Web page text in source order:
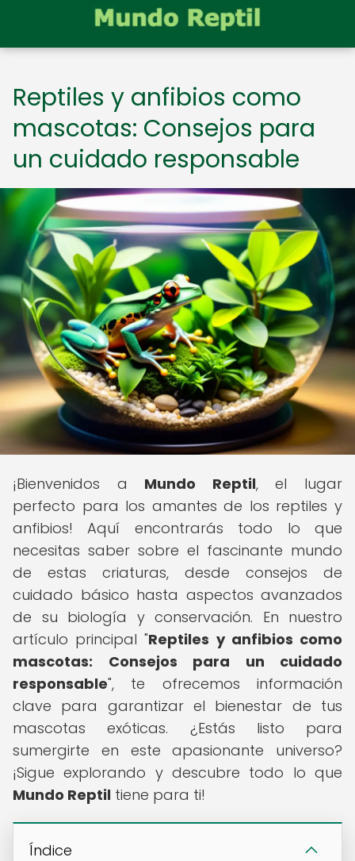
Reptiles y anfibios como
mascotas: Consejos para
un cuidado responsable
¡Bienvenidos a Mundo Reptil, el lugar
perfecto para los amantes de los reptiles y
anfibios! Aquí encontrarás todo lo que
necesitas saber sobre el fascinante mundo
de estas criaturas, desde consejos de
cuidado básico hasta aspectos avanzados
de su biología y conservación. En nuestro
artículo principal "Reptiles y anfibios como
mascotas: Consejos para un cuidado
responsable", te ofrecemos información
clave para garantizar el bienestar de tus
mascotas exóticas. ¿Estás listo para
sumergirte en este apasionante universo?
¡Sigue explorando y descubre todo lo que
Mundo Reptil tiene para ti!
Índice